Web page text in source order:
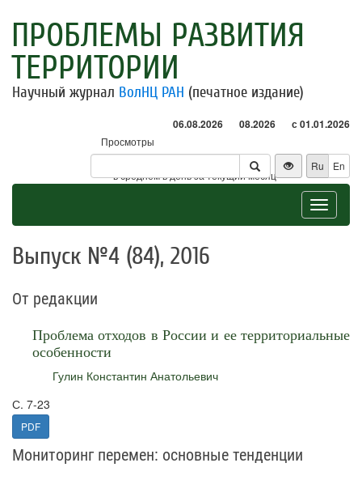
ПРОБЛЕМЫ РАЗВИТИЯ
ТЕРРИТОРИИ
Научный журнал ВолНЦ РАН (печатное издание)
06.08.2026 08.2026 с 01.01.2026
Просмотры
Посетители
* - в среднем в день за текущий месяц
Ru En
Toggle
Выпуск №4 (84), 2016
От редакции
Проблема отходов в России и ее территориальные
особенности
Гулин Константин Анатольевич
С. 7-23
PDF
Мониторинг перемен: основные тенденции